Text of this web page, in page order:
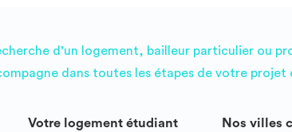
d’un logement, bailleur particulier ou
dans toutes les étapes de votre projet
Votre logement étudiant Nos villes